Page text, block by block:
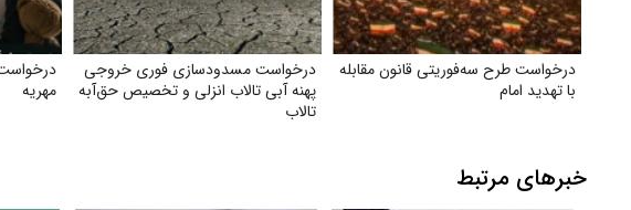
درخواست طرح سه‌فوریتی قانون مقابله
با تهدید امام
درخواست مسدودسازی فوری خروجی
پهنه آبی تالاب انزلی و تخصیص حق‌آبه
تالاب
مهریه
خبرهای مرتبط